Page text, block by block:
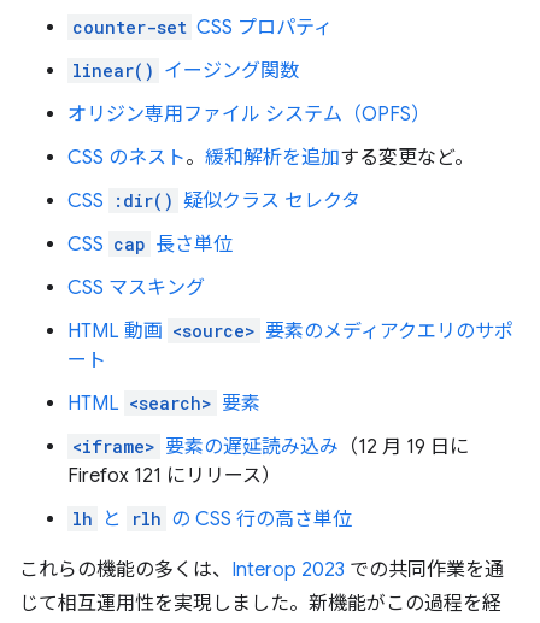
counter-set CSS プロパティ
linear() イージング関数
オリジン専用ファイル システム（OPFS）
CSS のネスト。 緩和解析を追加する変更など。
CSS
:dir() 疑似クラス セレクタ
CSS cap 長さ単位
CSS マスキング
HTML 動画 <source> 要素のメディアクエリのサポ
ート
HTML <search> 要素
<iframe> 要素の遅延読み込み （12 月 19 日に
Firefox 121 にリリース）
lh と rlh の CSS 行の高さ単位
これらの機能の多くは、 Interop 2023 での共同作業を通
じて相互運用性を実現しました。新機能がこの過程を経